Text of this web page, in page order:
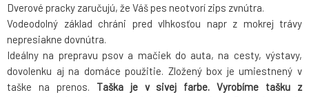
Dverové pracky zaručujú, že Váš pes neotvorí zips zvnútra.
Vodeodolný základ chráni pred vlhkosťou napr z mokrej trávy
nepresiakne dovnútra.
Ideálny na prepravu psov a mačiek do auta, na cesty, výstavy,
dovolenku aj na domáce použitie. Zložený box je umiestnený v
taške na prenos. Taška je v sivej farbe. Vyrobíme tašku z